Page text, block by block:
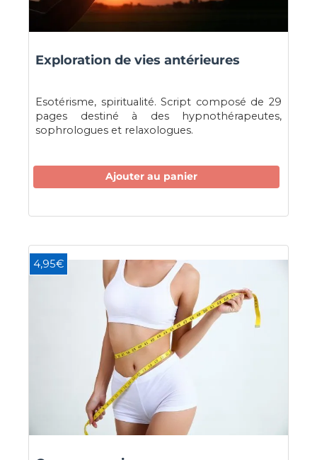
Exploration de vies antérieures
Esotérisme, spiritualité. Script composé de 29
pages destiné à des hypnothérapeutes,
sophrologues et relaxologues.
Ajouter au panier
4,95€